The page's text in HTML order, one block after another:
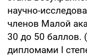
научно-
членов Малой
30 до 50
дипломами I